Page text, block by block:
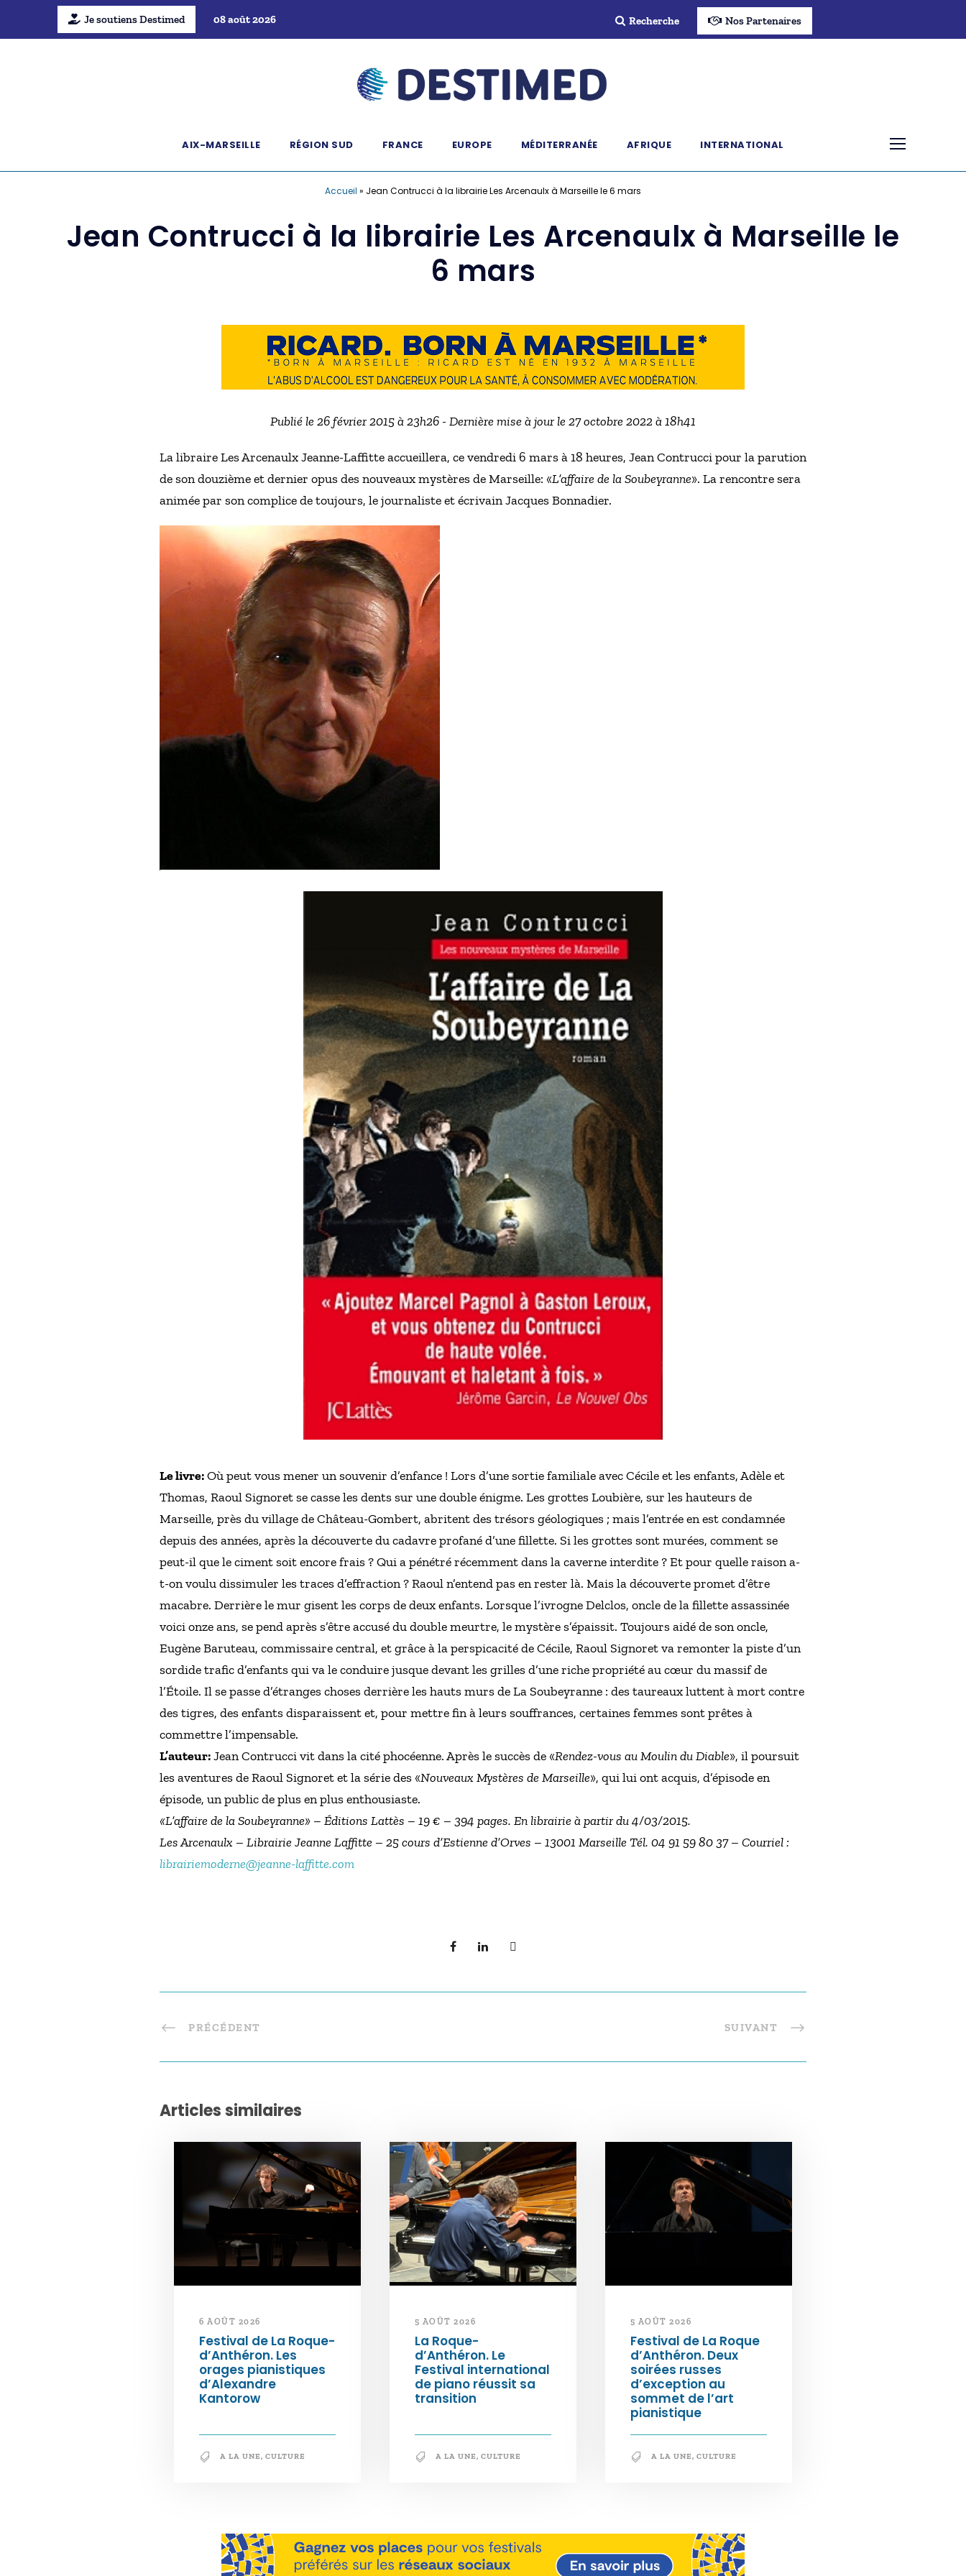
Je soutiens Destimed 08 août 2026 Recherche Nos Partenaires
AIX-MARSEILLE RÉGION SUD FRANCE EUROPE MÉDITERRANÉE AFRIQUE INTERNATIONAL
Accueil » Jean Contrucci à la librairie Les Arcenaulx à Marseille le 6 mars
Jean Contrucci à la librairie Les Arcenaulx à Marseille le
6 mars
Publié le 26 février 2015 à 23h26 - Dernière mise à jour le 27 octobre 2022 à 18h41
La libraire Les Arcenaulx Jeanne-Laffitte accueillera, ce vendredi 6 mars à 18 heures, Jean Contrucci pour la parution
de son douzième et dernier opus des nouveaux mystères de Marseille: «L’affaire de la Soubeyranne». La rencontre sera
animée par son complice de toujours, le journaliste et écrivain Jacques Bonnadier.
Le livre:Où peut vous mener un souvenir d’enfance ! Lors d’une sortie familiale avec Cécile et les enfants, Adèle et
Thomas, Raoul Signoret se casse les dents sur une double énigme. Les grottes Loubière, sur les hauteurs de
Marseille, près du village de Château-Gombert, abritent des trésors géologiques ; mais l’entrée en est condamnée
depuis des années, après la découverte du cadavre profané d’une fillette. Si les grottes sont murées, comment se
peut-il que le ciment soit encore frais ? Qui a pénétré récemment dans la caverne interdite ? Et pour quelle raison a-
t-on voulu dissimuler les traces d’effraction ? Raoul n’entend pas en rester là. Mais la découverte promet d’être
macabre. Derrière le mur gisent les corps de deux enfants. Lorsque l’ivrogne Delclos, oncle de la fillette assassinée
voici onze ans, se pend après s’être accusé du double meurtre, le mystère s’épaissit. Toujours aidé de son oncle,
Eugène Baruteau, commissaire central, et grâce à la perspicacité de Cécile, Raoul Signoret va remonter la piste d’un
sordide trafic d’enfants qui va le conduire jusque devant les grilles d’une riche propriété au cœur du massif de
l’Étoile. Il se passe d’étranges choses derrière les hauts murs de La Soubeyranne : des taureaux luttent à mort contre
des tigres, des enfants disparaissent et, pour mettre fin à leurs souffrances, certaines femmes sont prêtes à
commettre l’impensable.
L’auteur:Jean Contrucci vit dans la cité phocéenne. Après le succès de «Rendez-vous au Moulin du Diable», il poursuit
les aventures de Raoul Signoret et la série des «Nouveaux Mystères de Marseille», qui lui ont acquis, d’épisode en
épisode, un public de plus en plus enthousiaste.
«L’affaire de la Soubeyranne» – Éditions Lattès – 19 € – 394 pages. En librairie à partir du 4/03/2015.
Les Arcenaulx – Librairie Jeanne Laffitte – 25 cours d’Estienne d’Orves – 13001 Marseille Tél. 04 91 59 80 37 – Courriel :
librairiemoderne@jeanne-laffitte.com
PRÉCÉDENT SUIVANT
Articles similaires
6 AOÛT 2026
Festival de La Roque-
d’Anthéron. Les
orages pianistiques
d’Alexandre
Kantorow
A LA UNE, CULTURE
5 AOÛT 2026
La Roque-
d’Anthéron. Le
Festival international
de piano réussit sa
transition
A LA UNE, CULTURE
5 AOÛT 2026
Festival de La Roque
d’Anthéron. Deux
soirées russes
d’exception au
sommet de l’art
pianistique
A LA UNE, CULTURE